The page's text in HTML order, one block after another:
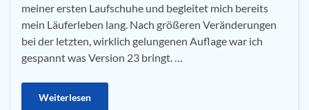
meiner ersten Laufschuhe und begleitet mich bereits
mein Läuferleben lang. Nach größeren Veränderungen
bei der letzten, wirklich gelungenen Auflage war ich
gespannt was Version 23 bringt. …
Weiterlesen